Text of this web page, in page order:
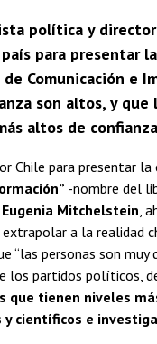
política y
para presentar
Comunicación e
son altos, y
altos de
Chile para presentar la
-nombre del
Eugenia Mitchelstein ,
extrapolar a la realidad
“las personas son
los partidos políticos,
que tienen niveles
científicos e